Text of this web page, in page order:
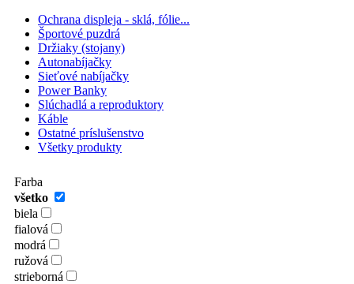
Ochrana displeja - sklá, fólie...
Športové puzdrá
Držiaky (stojany)
Autonabíjačky
Sieťové nabíjačky
Power Banky
Slúchadlá a reproduktory
Káble
Ostatné príslušenstvo
Všetky produkty
Farba
všetko
biela
fialová
modrá
ružová
strieborná